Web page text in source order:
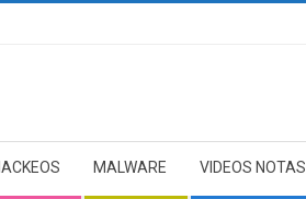
MALWARE VIDEOS NOTAS